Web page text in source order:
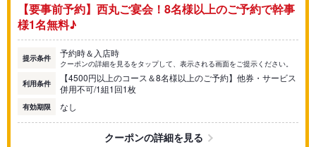
【要事前予約】西丸ご宴会！8名様以上のご予約で幹事
様1名無料♪
提示条件 予約時＆入店時
クーポンの詳細を見るをタップして、表示される画面をご提示ください。
利用条件
【4500円以上のコース＆8名様以上のご予約】他券・サービス
併用不可/1組1回1枚
有効期限 なし
クーポンの詳細を見る